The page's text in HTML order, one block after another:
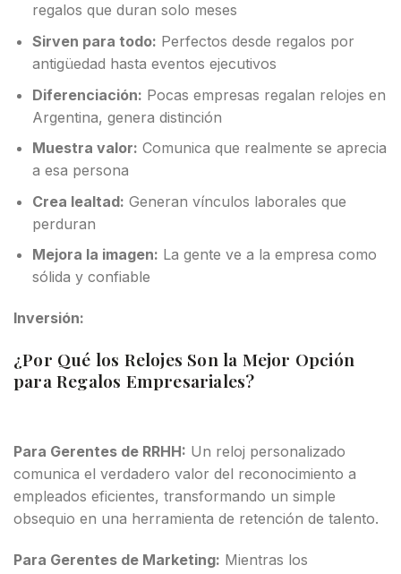
regalos que duran solo meses
Sirven para todo: Perfectos desde regalos por
antigüedad hasta eventos ejecutivos
Diferenciación: Pocas empresas regalan relojes en
Argentina, genera distinción
Muestra valor: Comunica que realmente se aprecia
a esa persona
Crea lealtad: Generan vínculos laborales que
perduran
Mejora la imagen: La gente ve a la empresa como
sólida y confiable
Inversión:
¿Por Qué los Relojes Son la Mejor Opción
para Regalos Empresariales?
Para Gerentes de RRHH: Un reloj personalizado
comunica el verdadero valor del reconocimiento a
empleados eficientes, transformando un simple
obsequio en una herramienta de retención de talento.
Para Gerentes de Marketing: Mientras los